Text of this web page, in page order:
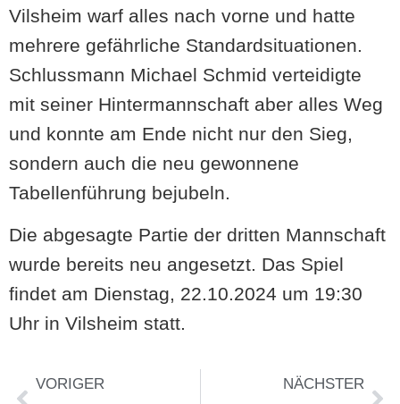
Vilsheim warf alles nach vorne und hatte
mehrere gefährliche Standardsituationen.
Schlussmann Michael Schmid verteidigte
mit seiner Hintermannschaft aber alles Weg
und konnte am Ende nicht nur den Sieg,
sondern auch die neu gewonnene
Tabellenführung bejubeln.
Die abgesagte Partie der dritten Mannschaft
wurde bereits neu angesetzt. Das Spiel
findet am Dienstag, 22.10.2024 um 19:30
Uhr in Vilsheim statt.
VORIGER NÄCHSTER